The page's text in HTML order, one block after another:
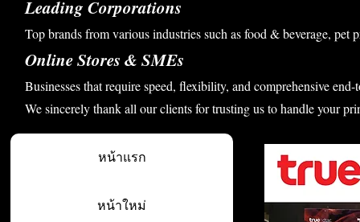
Leading Corporations
Top brands from various industries such as food & beverage, pet
Online Stores & SMEs
Businesses that require speed, flexibility, and comprehensive
We sincerely thank all our clients for trusting us to handle your
หน้าแรก
หน้าใหม่